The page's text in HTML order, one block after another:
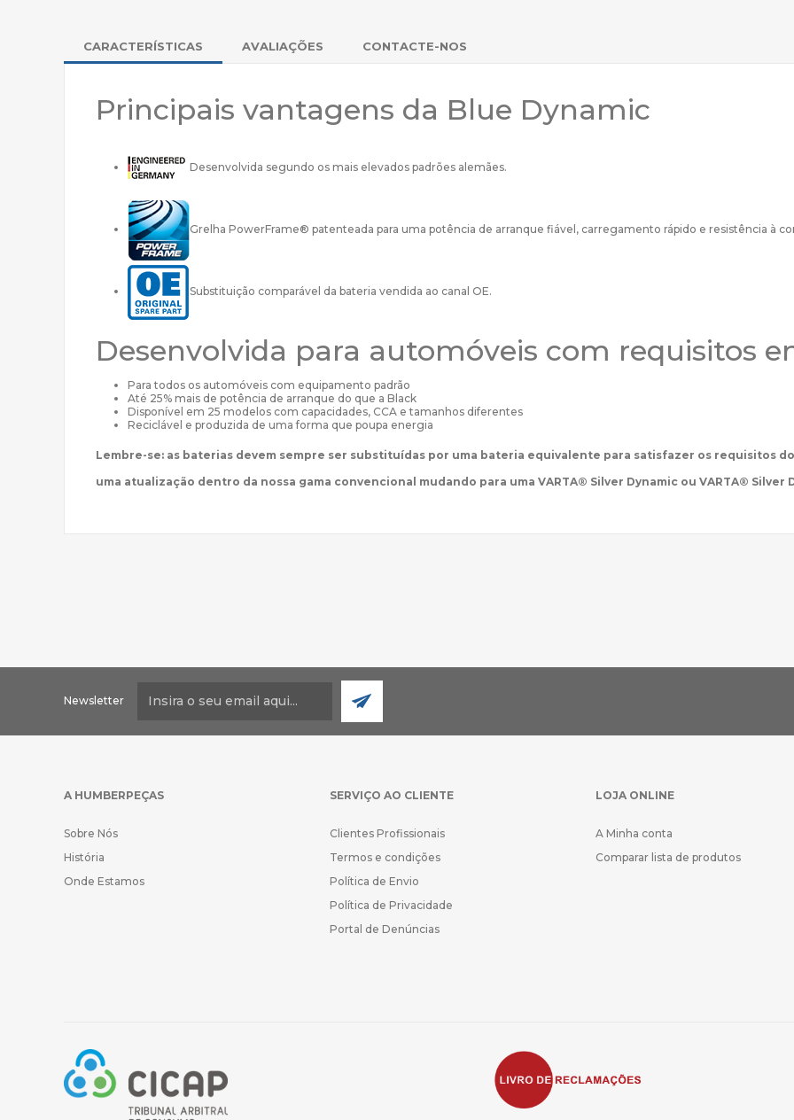
CARACTERÍSTICAS AVALIAÇÕES CONTACTE-NOS
Principais vantagens da Blue Dynamic
Desenvolvida segundo os mais elevados padrões alemães.
Grelha PowerFrame® patenteada para uma potência de arranque fiável, carregamento rápido e resistência à
Substituição comparável da bateria vendida ao canal OE.
Desenvolvida para automóveis com requisitos
Para todos os automóveis com equipamento padrão
Até 25% mais de potência de arranque do que a Black
Disponível em 25 modelos com capacidades, CCA e tamanhos diferentes
Reciclável e produzida de uma forma que poupa energia
Lembre-se: as baterias devem sempre ser substituídas por uma bateria equivalente para satisfazer os requisitos
uma atualização dentro da nossa gama convencional mudando para uma VARTA® Silver Dynamic ou VARTA® Silver
Newsletter
A HUMBERPEÇAS
Sobre Nós
História
Onde Estamos
SERVIÇO AO CLIENTE
Clientes Profissionais
Termos e condições
Política de Envio
Política de Privacidade
Portal de Denúncias
LOJA ONLINE
A Minha conta
Comparar lista de produtos